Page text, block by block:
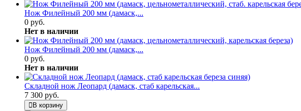
Нож Филейный 200 мм (дамаск,...
0 руб.
Нет в наличии
Нож Филейный 200 мм (дамаск,...
0 руб.
Нет в наличии
Складной нож Леопард (дамаск, стаб карельская...
7 300 руб.
В корзину